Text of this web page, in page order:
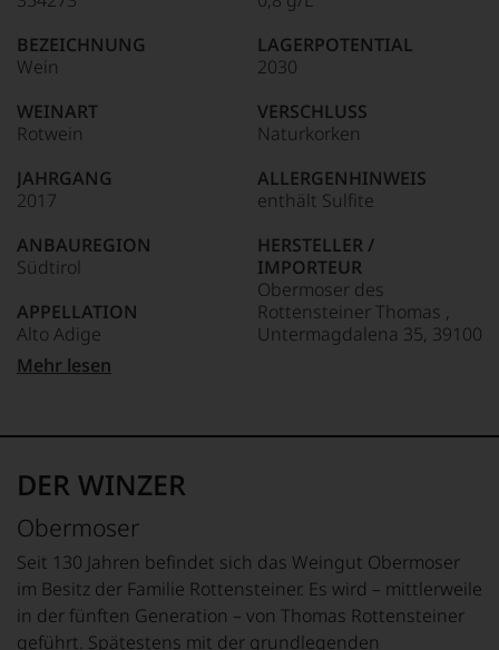
90–94 Punkte:
Unter 85 Punkte:
für
die
edlen
Weine
der
Welt,
kaum
ein
Das
dokumentieren
auch
und
gerade
mit
Medaillen
Weinjournalisten
Fachpublikationen
unseren
Aussendungen
oder
BEZEICHNUNG
Wein
WEINART
Rotwein
JAHRGANG
2017
ANBAUREGION
Südtirol
APPELLATION
Alto Adige
REBSORTEN
TRINKTEMPERATUR
14 % Vol.
LAGERPOTENTIAL
2030
VERSCHLUSS
Naturkorken
ALLERGENHINWEIS
enthält Sulfite
HERSTELLER /
IMPORTEUR
Obermoser des
Rottensteiner Thomas ,
Untermagdalena 35, 39100
trocken
Mehr lesen
DER WINZER
Obermoser
Seit 130 Jahren befindet sich das Weingut Obermoser
im Besitz der Familie Rottensteiner. Es wird – mittlerweile
in der fünften Generation – von Thomas Rottensteiner
geführt. Spätestens mit der grundlegenden